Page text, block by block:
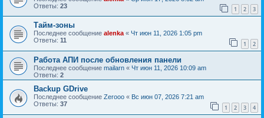
Ответы: 23 1 2 3
Тайм-зоны
Последнее сообщение alenka« Чт июн 11, 2026 1:05 pm
Ответы: 11 1 2
Работа АПИ после обновления панели
Последнее сообщение mailarn « Чт июн 11, 2026 10:09 am
Ответы: 2
Backup GDrive
Последнее сообщение Zerooo « Вс июн 07, 2026 7:21 am
Ответы: 37 1 2 3 4